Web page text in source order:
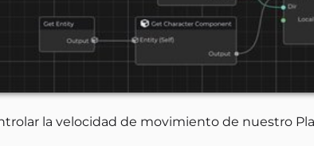
la velocidad de movimiento de nuestro